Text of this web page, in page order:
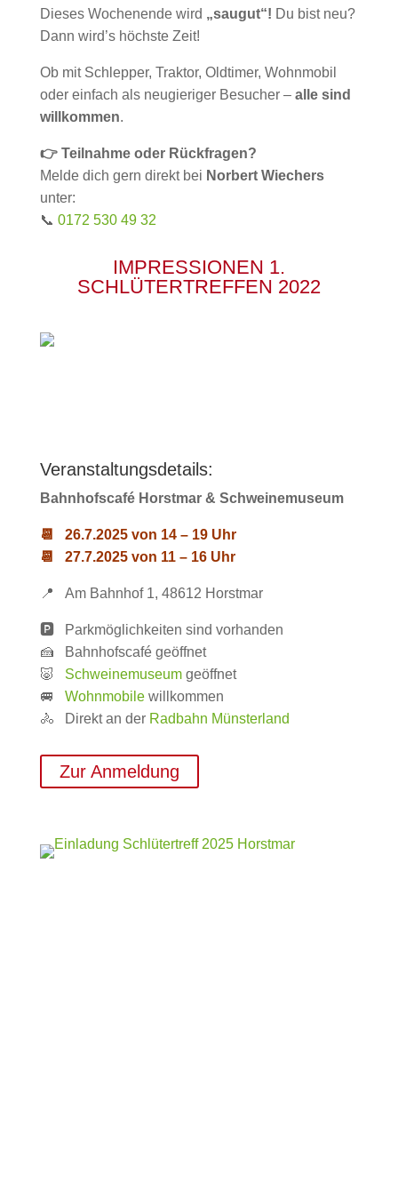
Dieses Wochenende wird „saugut“! Du bist neu?
Dann wird’s höchste Zeit!
Ob mit Schlepper, Traktor, Oldtimer, Wohnmobil
oder einfach als neugieriger Besucher – alle sind
willkommen.
👉 Teilnahme oder Rückfragen?
Melde dich gern direkt bei Norbert Wiechers
unter:
📞 0172 530 49 32
IMPRESSIONEN 1.
SCHLÜTERTREFFEN 2022
Veranstaltungsdetails:
Bahnhofscafé Horstmar & Schweinemuseum
📆 26.7.2025 von 14 – 19 Uhr
📆 27.7.2025 von 11 – 16 Uhr
📍 Am Bahnhof 1, 48612 Horstmar
🅿️ Parkmöglichkeiten sind vorhanden
🍰 Bahnhofscafé geöffnet
🐷 Schweinemuseumgeöffnet
🚐
Wohnmobilewillkommen
🚴 Direkt an der Radbahn Münsterland
Zur Anmeldung